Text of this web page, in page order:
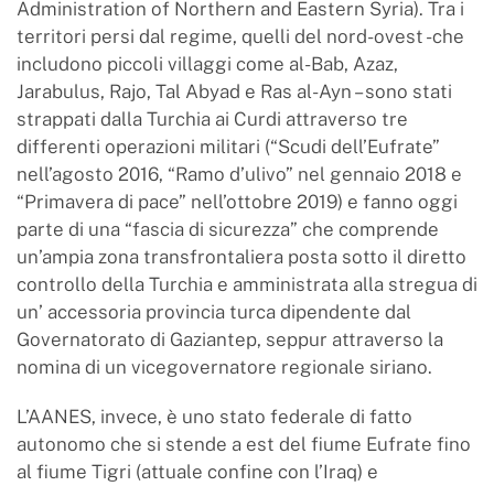
Administration of Northern and Eastern Syria). Tra i
territori persi dal regime, quelli del nord-ovest -che
includono piccoli villaggi come al-Bab, Azaz,
Jarabulus, Rajo, Tal Abyad e Ras al-Ayn – sono stati
strappati dalla Turchia ai Curdi attraverso tre
differenti operazioni militari (“Scudi dell’Eufrate”
nell’agosto 2016, “Ramo d’ulivo” nel gennaio 2018 e
“Primavera di pace” nell’ottobre 2019) e fanno oggi
parte di una “fascia di sicurezza” che comprende
un’ampia zona transfrontaliera posta sotto il diretto
controllo della Turchia e amministrata alla stregua di
un’ accessoria provincia turca dipendente dal
Governatorato di Gaziantep, seppur attraverso la
nomina di un vicegovernatore regionale siriano.
L’AANES, invece, è uno stato federale di fatto
autonomo che si stende a est del fiume Eufrate fino
al fiume Tigri (attuale confine con l’Iraq) e